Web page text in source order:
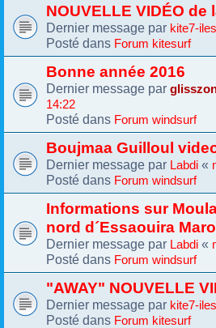
NOUVELLE VIDÉO de
Dernier message par kite7-iles
Posté dans Forum kitesurf
Bonne année 2016
Dernier message par
14:22
Posté dans Forum windsurf
Boujmaa Guilloul
Dernier message par Labdi «
Posté dans Forum windsurf
Informations sur
nord d´Essaouira
Dernier message par Labdi «
Posté dans Forum windsurf
"AWAY" NOUVELLE
Dernier message par kite7-iles
Posté dans Forum kitesurf